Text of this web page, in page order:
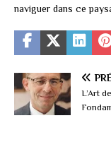
naviguer dans ce
L’Art